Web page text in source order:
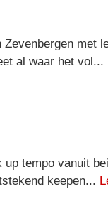
met
al waar het vol...
tempo vanuit
keepen...